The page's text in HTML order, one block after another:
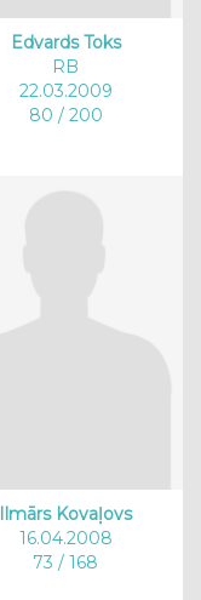
Edvards Toks
RB
22.03.2009
80 / 200
Ilmārs Kovaļovs
16.04.2008
73 / 168